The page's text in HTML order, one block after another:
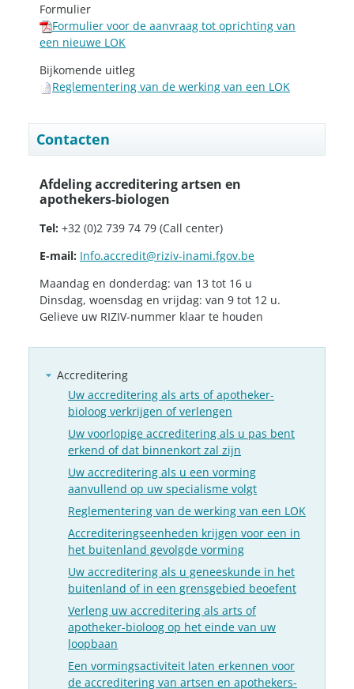
Accreditering
Uw accreditering als arts of apotheker-
bioloog verkrijgen of verlengen
Uw voorlopige accreditering als u pas bent
erkend of dat binnenkort zal zijn
Uw accreditering als u een vorming
aanvullend op uw specialisme volgt
Reglementering van de werking van een LOK
Accrediteringseenheden krijgen voor een in
het buitenland gevolgde vorming
Uw accreditering als u geneeskunde in het
buitenland of in een grensgebied beoefent
Verleng uw accreditering als arts of
apotheker-bioloog op het einde van uw
loopbaan
Een vormingsactiviteit laten erkennen voor
de accreditering van artsen en apothekers-
Formulier
Formulier voor de aanvraag tot oprichting van
een nieuwe LOK
Bijkomende uitleg
Reglementering van de werking van een LOK
Contacten
Afdeling accreditering artsen en
apothekers-biologen
Tel: +32 (0)2 739 74 79 (Call center)
E-mail: Info.accredit@riziv-inami.fgov.be
Maandag en donderdag: van 13 tot 16 u
Dinsdag, woensdag en vrijdag: van 9 tot 12 u.
Gelieve uw RIZIV-nummer klaar te houden